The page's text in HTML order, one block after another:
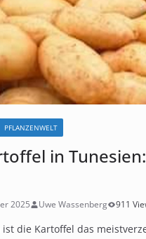
PFLANZENWELT
in
2025 Uwe Wassenberg 911
ist die Kartoffel das